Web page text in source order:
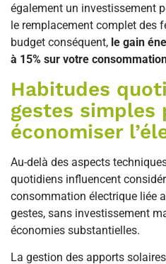
également un investissement
le remplacement complet des
budget conséquent, le gain
à 15% sur votre
Habitudes
gestes simples
économiser
Au-delà des aspects
quotidiens influencent
consommation électrique liée
gestes, sans investissement
économies substantielles.
La gestion des apports